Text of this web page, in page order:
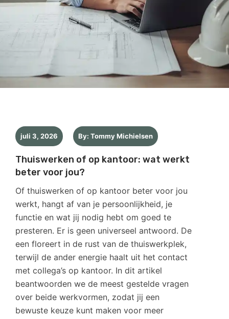
juli 3, 2026 By: Tommy Michielsen
Thuiswerken of op kantoor: wat werkt
beter voor jou?
Of thuiswerken of op kantoor beter voor jou
werkt, hangt af van je persoonlijkheid, je
functie en wat jij nodig hebt om goed te
presteren. Er is geen universeel antwoord. De
een floreert in de rust van de thuiswerkplek,
terwijl de ander energie haalt uit het contact
met collega’s op kantoor. In dit artikel
beantwoorden we de meest gestelde vragen
over beide werkvormen, zodat jij een
bewuste keuze kunt maken voor meer